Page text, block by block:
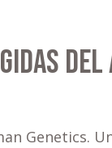
Genetics.